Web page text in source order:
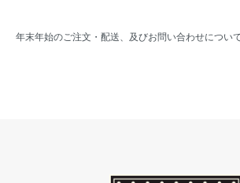
年末年始のご注文・配送、及びお問い合わせについ